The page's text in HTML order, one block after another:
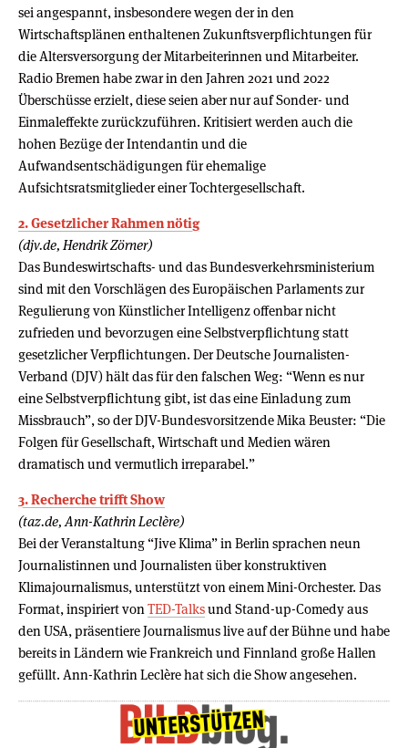
sei angespannt, insbesondere wegen der in den
Wirtschaftsplänen enthaltenen Zukunftsverpflichtungen für
die Altersversorgung der Mitarbeiterinnen und Mitarbeiter.
Radio Bremen habe zwar in den Jahren 2021 und 2022
Überschüsse erzielt, diese seien aber nur auf Sonder- und
Einmaleffekte zurückzuführen. Kritisiert werden auch die
hohen Bezüge der Intendantin und die
Aufwandsentschädigungen für ehemalige
Aufsichtsratsmitglieder einer Tochtergesellschaft.
2. Gesetzlicher Rahmen nötig
(djv.de, Hendrik Zörner)
Das Bundeswirtschafts- und das Bundesverkehrsministerium
sind mit den Vorschlägen des Europäischen Parlaments zur
Regulierung von Künstlicher Intelligenz offenbar nicht
zufrieden und bevorzugen eine Selbstverpflichtung statt
gesetzlicher Verpflichtungen. Der Deutsche Journalisten-
Verband (DJV) hält das für den falschen Weg: “Wenn es nur
eine Selbstverpflichtung gibt, ist das eine Einladung zum
Missbrauch”, so der DJV-Bundesvorsitzende Mika Beuster: “Die
Folgen für Gesellschaft, Wirtschaft und Medien wären
dramatisch und vermutlich irreparabel.”
3. Recherche trifft Show
(taz.de, Ann-Kathrin Leclère)
Bei der Veranstaltung “Jive Klima” in Berlin sprachen neun
Journalistinnen und Journalisten über konstruktiven
Klimajournalismus, unterstützt von einem Mini-Orchester. Das
Format, inspiriert von TED-Talksund Stand-up-Comedy aus
den USA, präsentiere Journalismus live auf der Bühne und habe
bereits in Ländern wie Frankreich und Finnland große Hallen
gefüllt. Ann-Kathrin Leclère hat sich die Show angesehen.